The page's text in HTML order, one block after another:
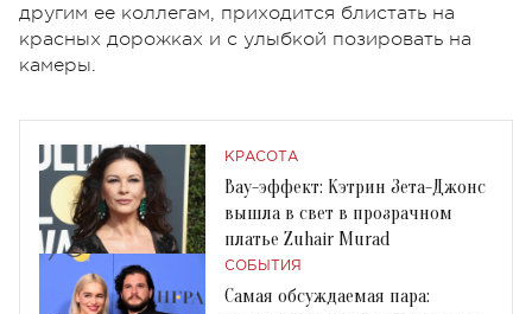
другим ее коллегам, приходится блистать на
красных дорожках и с улыбкой позировать на
камеры.
КРАСОТА
Вау-эффект: Кэтрин Зета-Джонс
вышла в свет в прозрачном
платье Zuhair Murad
СОБЫТИЯ
Самая обсуждаемая пара: